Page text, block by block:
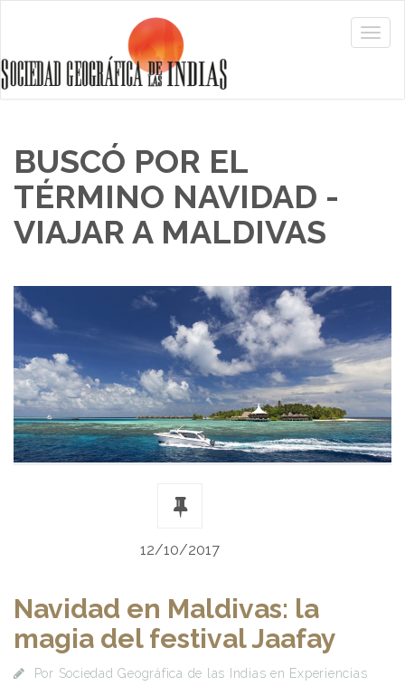
BUSCÓ POR EL
TÉRMINO NAVIDAD -
VIAJAR A MALDIVAS
12/10/2017
Navidad en Maldivas: la
magia del festival Jaafay
Por Sociedad Geográfica de las Indias en Experiencias